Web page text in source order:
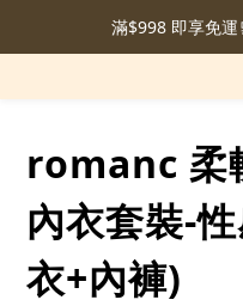
滿$998 即享免
romanc 柔
內衣套裝-
衣+內褲)